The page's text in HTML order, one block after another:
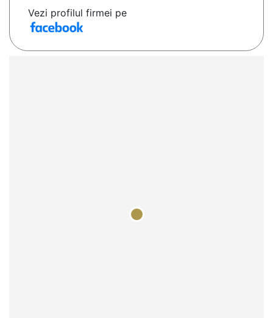
Vezi profilul firmei pe